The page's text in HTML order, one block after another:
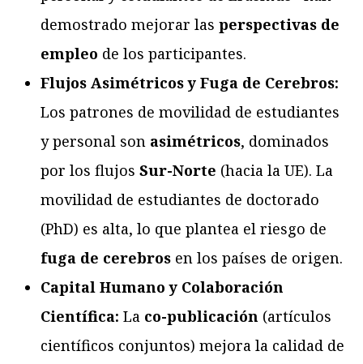
demostrado mejorar las perspectivas de
empleo de los participantes.
Flujos Asimétricos y Fuga de Cerebros:
Los patrones de movilidad de estudiantes
y personal son asimétricos, dominados
por los flujos Sur-Norte (hacia la UE). La
movilidad de estudiantes de doctorado
(PhD) es alta, lo que plantea el riesgo de
fuga de cerebros en los países de origen.
Capital Humano y Colaboración
Científica: La co-publicación (artículos
científicos conjuntos) mejora la calidad de